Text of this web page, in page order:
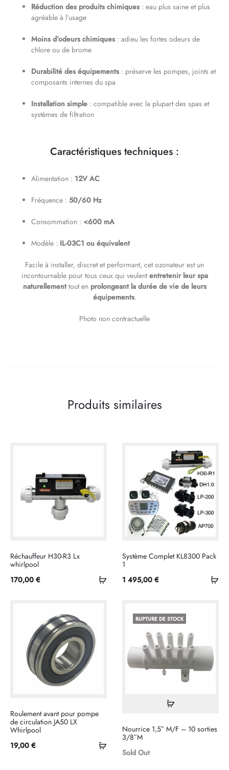
Réduction des produits chimiques : eau plus saine et plus
agréable à l’usage
Moins d’odeurs chimiques : adieu les fortes odeurs de
chlore ou de brome
Durabilité des équipements : préserve les pompes, joints et
composants internes du spa
Installation simple : compatible avec la plupart des spas et
systèmes de filtration
Caractéristiques techniques :
Alimentation : 12V AC
Fréquence : 50/60 Hz
Consommation : <600 mA
Modèle : IL-03C1 ou équivalent
Facile à installer, discret et performant, cet ozonateur est un
incontournable pour tous ceux qui veulententretenir leur spa
naturellementtout en prolongeant la durée de vie de leurs
équipements.
Photo non contractuelle
Produits similaires
Ajouter
Réchauffeur H30-R3 Lx
whirlpool
170,00 €
Système Complet KL8300 Pack
1
1 495,00 €
Ajouter
Roulement avant pour pompe
de circulation JA50 LX
Whirlpool
19,00 €
RUPTURE DE STOCK
Lire
suite
Nourrice 1,5″ M/F – 10 sorties
3/8″M
Sold Out